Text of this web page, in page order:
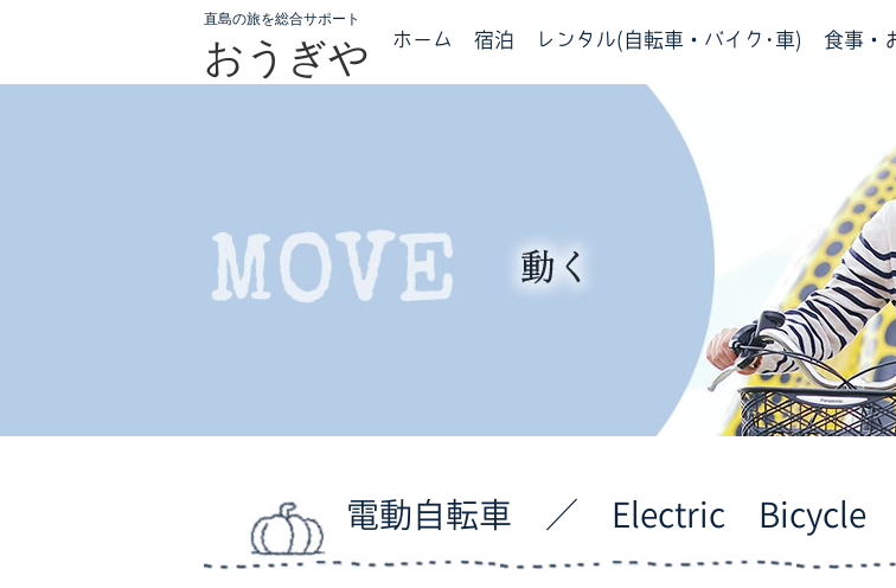
直島の旅を総合サポート
おうぎや ホーム 宿泊 レンタル(自転車・バイク･車) 食事・
電動自転車 ／ Electric Bicycle